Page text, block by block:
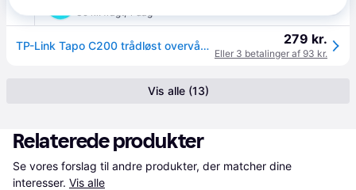
39 kr. fragt, 1 dag
TP-Link Tapo C200 trådløst overvågningskamera 279 kr.
Eller 3 betalinger af 93 kr.
Vis alle (13)
Relaterede produkter
Se vores forslag til andre produkter, der matcher dine
interesser. Vis alle